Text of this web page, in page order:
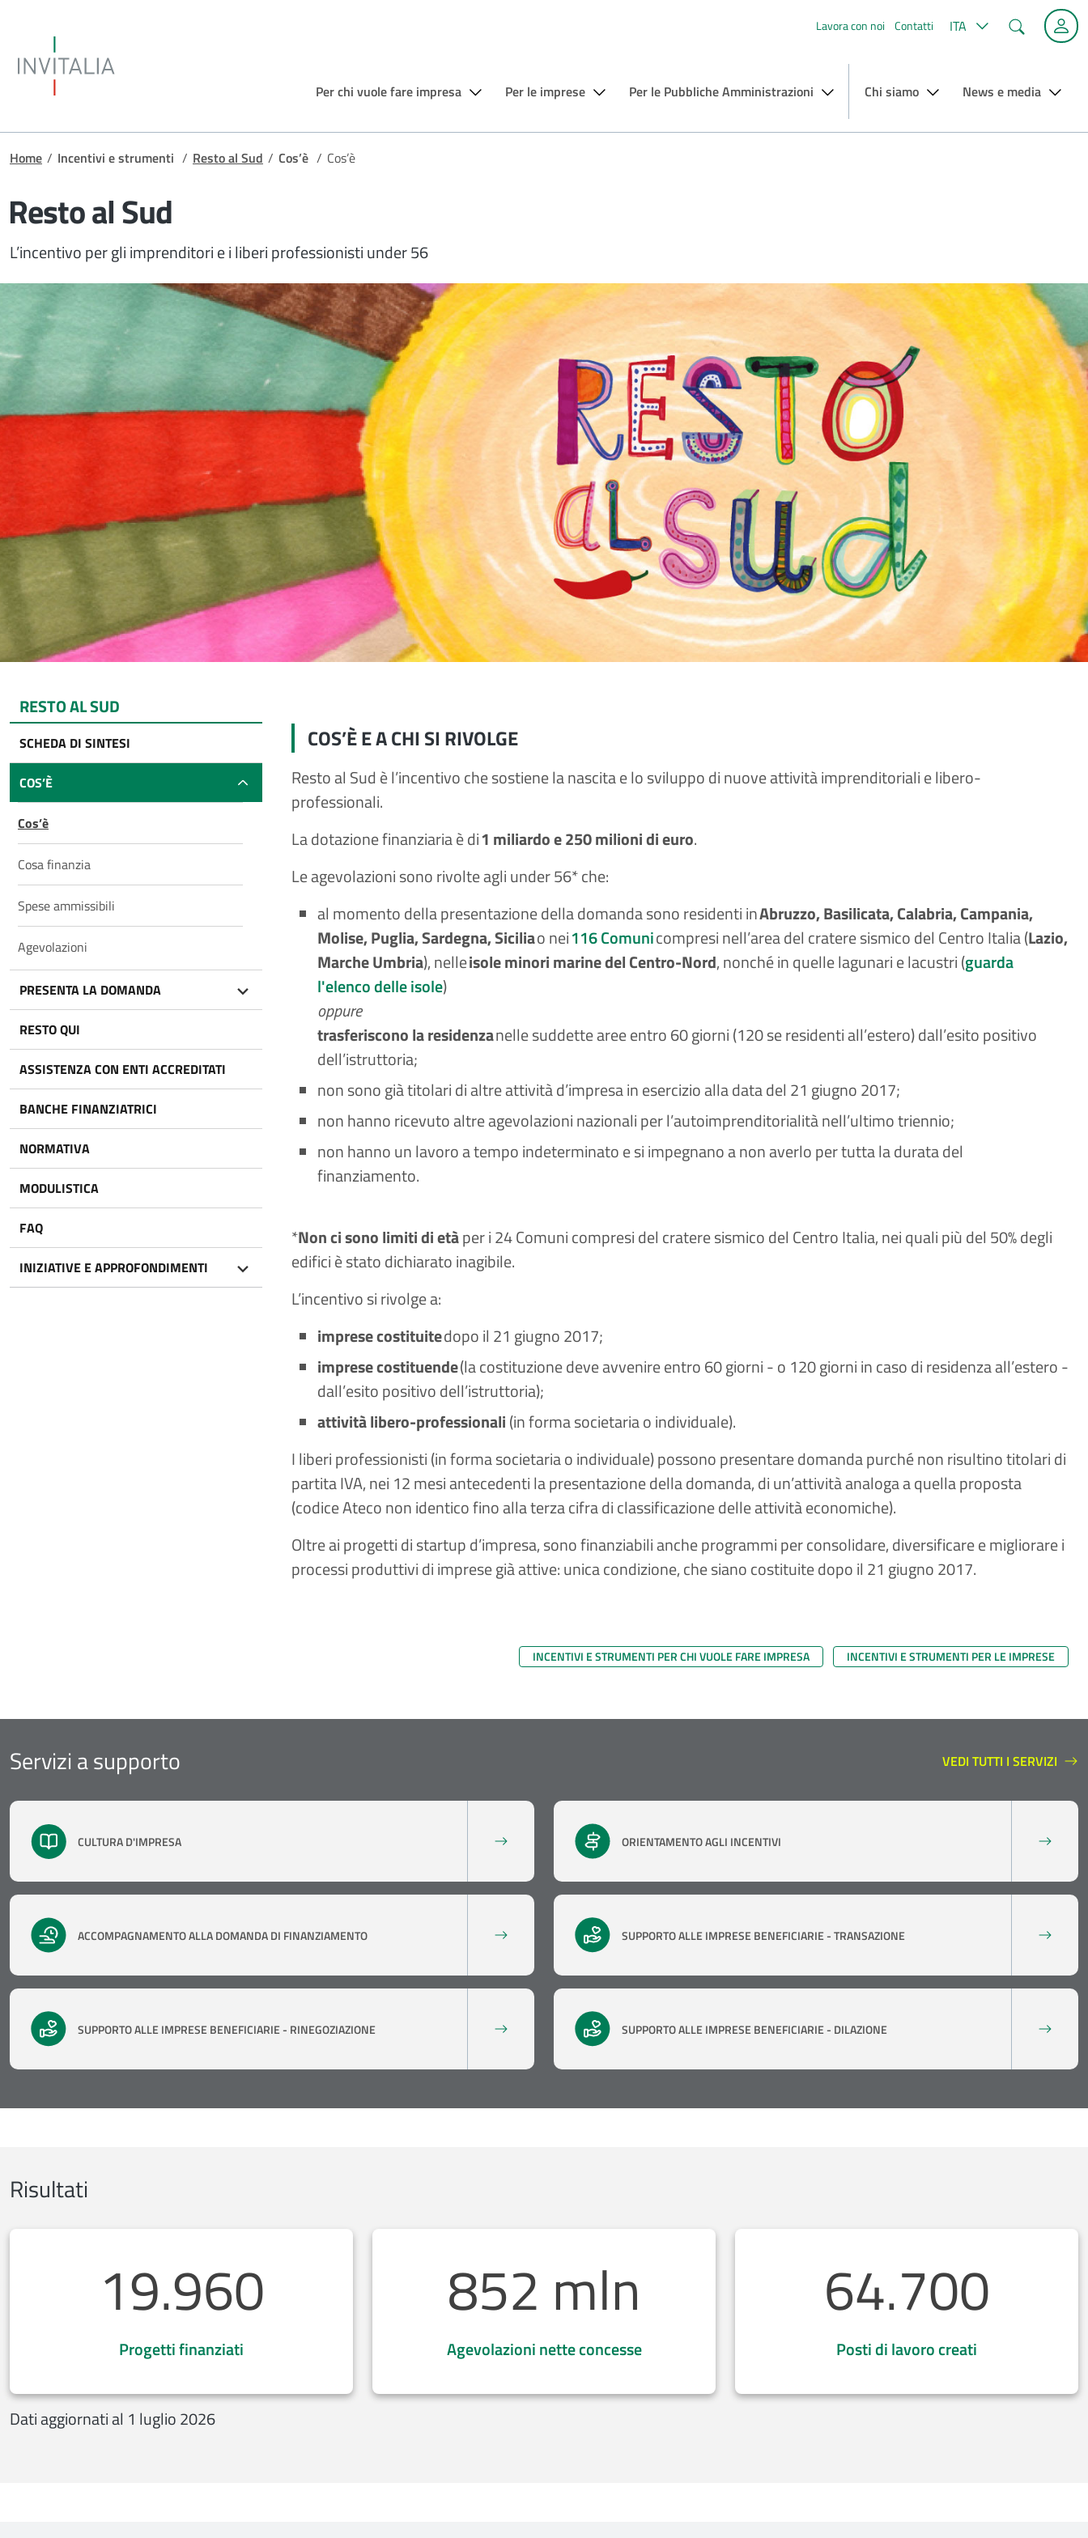
Lavora con noi Contatti ITA Cerca
Per chi vuole fare impresa Per le imprese Per le Pubbliche Amministrazioni Chi siamo News e media
Briciole di pane
Home / Incentivi e strumenti / Resto al Sud / Cos’è / Cos’è
Resto al Sud
L’incentivo per gli imprenditori e i liberi professionisti under 56
RESTO AL SUD
SCHEDA DI SINTESI
COS’È
Cos’è
Cosa finanzia
Spese ammissibili
Agevolazioni
PRESENTA LA DOMANDA
RESTO QUI
ASSISTENZA CON ENTI ACCREDITATI
BANCHE FINANZIATRICI
NORMATIVA
MODULISTICA
FAQ
INIZIATIVE E APPROFONDIMENTI
COS’È E A CHI SI RIVOLGE
Resto al Sud è l’incentivo che sostiene la nascita e lo sviluppo di nuove attività imprenditoriali e libero-
professionali.
La dotazione finanziaria è di1 miliardo e 250 milioni di euro.
Le agevolazioni sono rivolte agli under 56* che:
al momento della presentazione della domanda sono residenti inAbruzzo, Basilicata, Calabria, Campania,
Molise, Puglia, Sardegna, Siciliao nei116 Comunicompresi nell’area del cratere sismico del Centro Italia (Lazio,
Marche Umbria), nelleisole minori marine del Centro-Nord, nonché in quelle lagunari e lacustri (guarda
l'elenco delle isole)
oppure
trasferiscono la residenzanelle suddette aree entro 60 giorni (120 se residenti all’estero) dall’esito positivo
dell’istruttoria;
non sono già titolari di altre attività d’impresa in esercizio alla data del 21 giugno 2017;
non hanno ricevuto altre agevolazioni nazionali per l’autoimprenditorialità nell’ultimo triennio;
non hanno un lavoro a tempo indeterminato e si impegnano a non averlo per tutta la durata del
finanziamento.
*Non ci sono limiti di etàper i 24 Comuni compresi del cratere sismico del Centro Italia, nei quali più del 50% degli
edifici è stato dichiarato inagibile.
L’incentivo si rivolge a:
imprese costituitedopo il 21 giugno 2017;
imprese costituende(la costituzione deve avvenire entro 60 giorni - o 120 giorni in caso di residenza all’estero -
dall’esito positivo dell’istruttoria);
attività libero-professionali(in forma societaria o individuale).
I liberi professionisti (in forma societaria o individuale) possono presentare domanda purché non risultino titolari di
partita IVA, nei 12 mesi antecedenti la presentazione della domanda, di un’attività analoga a quella proposta
(codice Ateco non identico fino alla terza cifra di classificazione delle attività economiche).
Oltre ai progetti di startup d’impresa, sono finanziabili anche programmi per consolidare, diversificare e migliorare i
processi produttivi di imprese già attive: unica condizione, che siano costituite dopo il 21 giugno 2017.
INCENTIVI E STRUMENTI PER CHI VUOLE FARE IMPRESA INCENTIVI E STRUMENTI PER LE IMPRESE
Servizi a supporto VEDI TUTTI I SERVIZI
SERVIZI A SUPPORTO
CULTURA D'IMPRESA ORIENTAMENTO AGLI INCENTIVI
ACCOMPAGNAMENTO ALLA DOMANDA DI FINANZIAMENTO SUPPORTO ALLE IMPRESE BENEFICIARIE - TRANSAZIONE
SUPPORTO ALLE IMPRESE BENEFICIARIE - RINEGOZIAZIONE SUPPORTO ALLE IMPRESE BENEFICIARIE - DILAZIONE
Risultati
19.960
Progetti finanziati
852 mln
Agevolazioni nette concesse
64.700
Posti di lavoro creati
Dati aggiornati al 1 luglio 2026